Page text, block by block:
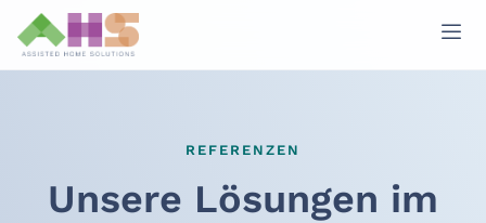
REFERENZEN
Unsere Lösungen im